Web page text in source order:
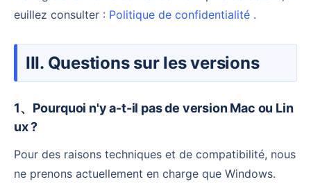
euillez consulter : Politique de confidentialité .
III. Questions sur les versions
1、Pourquoi n'y a-t-il pas de version Mac ou Lin
ux ?
Pour des raisons techniques et de compatibilité, nous
ne prenons actuellement en charge que Windows.